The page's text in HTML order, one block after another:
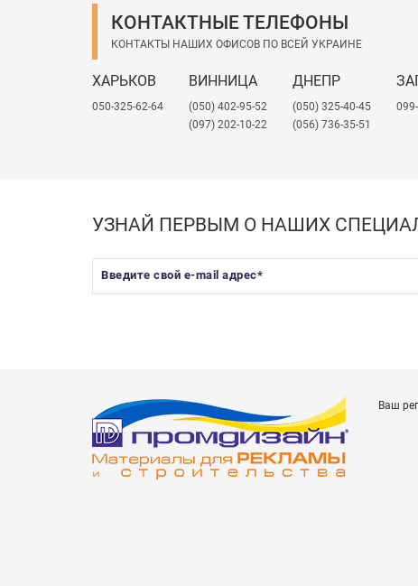
КОНТАКТНЫЕ ТЕЛЕФОНЫ
КОНТАКТЫ НАШИХ ОФИСОВ ПО ВСЕЙ УКРАИНЕ
ХАРЬКОВ
050-325-62-64
ВИННИЦА
(050) 402-95-52
(097) 202-10-22
ДНЕПР
(050) 325-40-45
(056) 736-35-51
УЗНАЙ ПЕРВЫМ О НАШИХ
Введите свой e-mail адрес*
Ваш